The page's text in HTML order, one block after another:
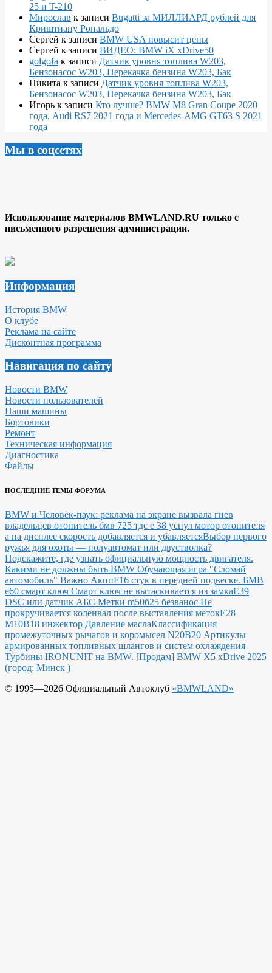
25 и T-210
Мирослав к записи Bugatti за МИЛЛИАРД рублей для
Криштиану Рональдо
Сергей к записи BMW USA повысит цены
Сергей к записи ВИДЕО: BMW iX xDrive50
golgofa к записи Датчик уровня топлива W203,
Бензонасос W203, Перекачка бензина W203, Бак
Никита к записи Датчик уровня топлива W203,
Бензонасос W203, Перекачка бензина W203, Бак
Игорь к записи Кто лучше? BMW M8 Gran Coupe 2020
года, Audi RS7 2021 года и Mercedes-AMG GT63 S 2021
года
Мы в соцсетях
Использование материалов BMWLAND.RU только с
письменного разрешения администрации.
Информация
История BMW
О клубе
Реклама на сайте
Дисконтная программа
Навигация по сайту
Новости BMW
Новости пользователей
Наши машины
Бортовики
Ремонт
Техническая информация
Диагностика
Файлы
ПОСЛЕДНИЕ ТЕМЫ ФОРУМА
BMW и Человек-паук: реклама на экране вызвала гнев
владельцев отопитель бмв 725 тдс е 38 уснул мотор отопителя
а на дисплее скорость добавляется и убавляетсяВыбор первого
ружья для охоты — полуавтомат или двустволка?
Подскажите, где узнать официальную мощность двигателя.
Какими не должны быть BMW Обучающая игра "Сломай
автомобиль" Важно АкппF16 стук в передней подвеске. БМВ
е60 смарт ключ Смарт ключ не вытаскивается из замкаE39
DSC или датчик АБС Метки m50б25 безванос Не
прокручивается коленвал после выставления метокЕ28
М10В18 инжектор Давление маслаКлассификация
промежуточных рычагов и коромысел N20B20 Артикулы
армированных топливных шлангов и систем охлаждения
Турбины IRONUNIT на BMW. [Продам] BMW X5 xDrive 2025
(город: Минск )
© 1995—2026 Официальный Автоклуб «BMWLAND»